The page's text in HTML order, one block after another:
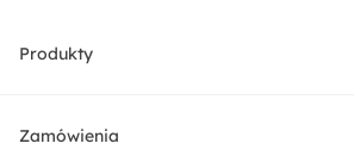
Produkty
Meble
Zamówienia